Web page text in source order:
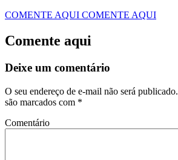
COMENTE AQUI COMENTE AQUI
Comente aqui
Deixe um comentário
O seu endereço de e-mail não será publicado.
são marcados com *
Comentário